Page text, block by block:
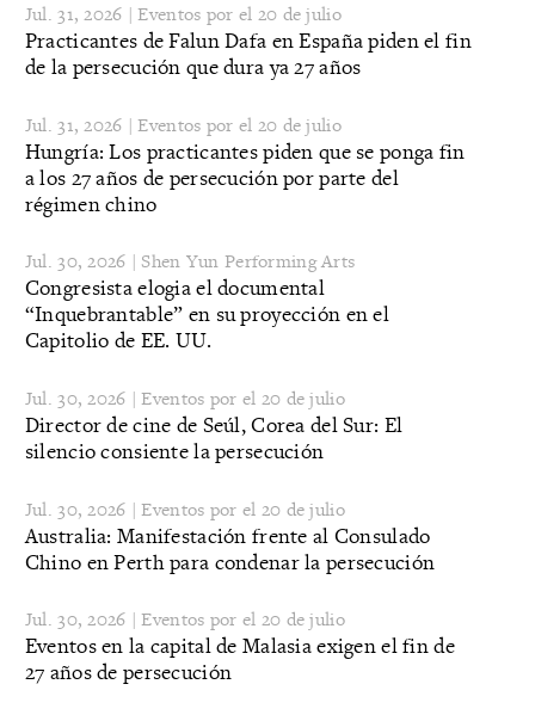
Jul. 31, 2026 | Eventos por el 20 de julio
Practicantes de Falun Dafa en España piden el fin
de la persecución que dura ya 27 años
Jul. 31, 2026 | Eventos por el 20 de julio
Hungría: Los practicantes piden que se ponga fin
a los 27 años de persecución por parte del
régimen chino
Jul. 30, 2026 | Shen Yun Performing Arts
Congresista elogia el documental
“Inquebrantable” en su proyección en el
Capitolio de EE. UU.
Jul. 30, 2026 | Eventos por el 20 de julio
Director de cine de Seúl, Corea del Sur: El
silencio consiente la persecución
Jul. 30, 2026 | Eventos por el 20 de julio
Australia: Manifestación frente al Consulado
Chino en Perth para condenar la persecución
Jul. 30, 2026 | Eventos por el 20 de julio
Eventos en la capital de Malasia exigen el fin de
27 años de persecución